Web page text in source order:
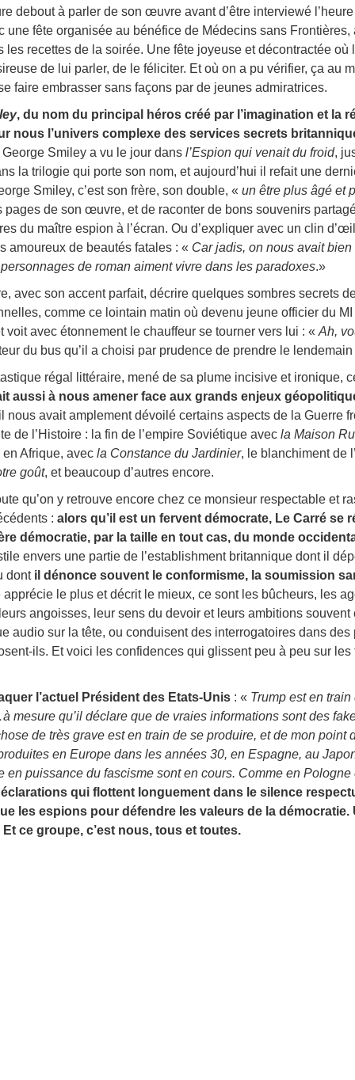
debout à parler de son œuvre avant d’être interviewé
fête organisée au bénéfice de Médecins sans Frontières,
recettes de la soirée. Une fête joyeuse et décontractée où
de lui parler, de le féliciter. Et où on a pu vérifier, ça au
faire embrasser sans façons par de jeunes admiratrices.
, du nom du principal héros créé par l’imagination et la
nous l’univers complexe des services secrets
George Smiley a vu le jour dans l’Espion qui venait du froid,
la trilogie qui porte son nom, et aujourd’hui il refait une
Smiley, c’est son frère, son double, « un être plus âgé et
de son œuvre, et de raconter de bons souvenirs
du maître espion à l’écran. Ou d’expliquer avec un clin
amoureux de beautés fatales : « Car jadis, on nous avait bien
de roman aiment vivre dans les paradoxes.»
avec son accent parfait, décrire quelques sombres secrets
comme ce lointain matin où devenu jeune officier du
avec étonnement le chauffeur se tourner vers lui : « Ah,
du bus qu’il a choisi par prudence de prendre le lendemain
régal littéraire, mené de sa plume incisive et ironique,
aussi à nous amener face aux grands enjeux
avait amplement dévoilé certains aspects de la Guerre
de l’Histoire : la fin de l’empire Soviétique avec la Maison
Afrique, avec la Constance du Jardinier, le blanchiment de
goût, et beaucoup d’autres encore.
qu’on y retrouve encore chez ce monsieur respectable et
: alors qu’il est un fervent démocrate, Le Carré se
démocratie, par la taille en tout cas, du monde
envers une partie de l’establishment britannique dont il
dont il dénonce souvent le conformisme, la soumission
le plus et décrit le mieux, ce sont les bûcheurs, les
angoisses, leur sens du devoir et leurs ambitions souvent
audio sur la tête, ou conduisent des interrogatoires dans des
ils. Et voici les confidences qui glissent peu à peu sur les
l’actuel Président des Etats-Unis : « Trump est en
qu’il déclare que de vraies informations sont des
de très grave est en train de se produire, et de mon point
en Europe dans les années 30, en Espagne, au
puissance du fascisme sont en cours. Comme en Pologne
qui flottent longuement dans le silence
les espions pour défendre les valeurs de la démocratie.
ce groupe, c’est nous, tous et toutes.